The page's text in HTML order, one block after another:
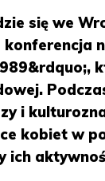
się we
i
kobiet w
ich